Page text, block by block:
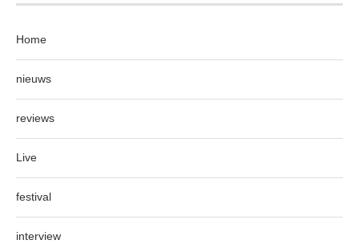
Home
nieuws
reviews
Live
festival
interview